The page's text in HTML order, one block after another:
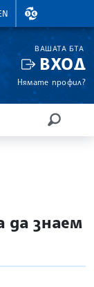
ВАЛУТНИ
ВАШАТА БТА
ВХОД
Нямате профил?
знаем